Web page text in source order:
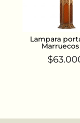
Lampara
Marruecos
$